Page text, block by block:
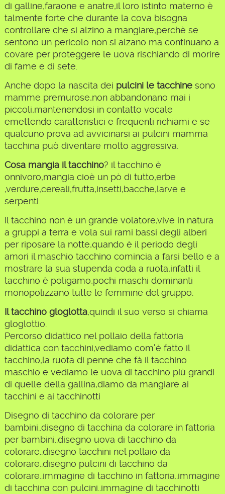
di galline,faraone e anatre,il loro istinto materno è
talmente forte che durante la cova bisogna
controllare che si alzino a mangiare,perchè se
sentono un pericolo non si alzano ma continuano a
covare per proteggere le uova rischiando di morire
di fame e di sete.
Anche dopo la nascita dei pulcini le tacchinesono
mamme premurose,non abbandonano mai i
piccoli,mantenendosi in contatto vocale
emettendo caratteristici e frequenti richiami e se
qualcuno prova ad avvicinarsi ai pulcini mamma
tacchina può diventare molto aggressiva.
Cosa mangia il tacchino? il tacchino è
onnivoro,mangia cioè un pò di tutto,erbe
,verdure,cereali,frutta,insetti,bacche,larve e
serpenti.
Il tacchino non è un grande volatore,vive in natura
a gruppi a terra e vola sui rami bassi degli alberi
per riposare la notte,quando è il periodo degli
amori il maschio tacchino comincia a farsi bello e a
mostrare la sua stupenda coda a ruota,infatti il
tacchino è poligamo,pochi maschi dominanti
monopolizzano tutte le femmine del gruppo.
Il tacchino gloglotta,quindi il suo verso si chiama
gloglottio.
Percorso didattico nel pollaio della fattoria
didattica con tacchini,vediamo com'è fatto il
tacchino,la ruota di penne che fà il tacchino
maschio e vediamo le uova di tacchino più grandi
di quelle della gallina,diamo da mangiare ai
tacchini e ai tacchinotti
Disegno di tacchino da colorare per
bambini..disegno di tacchina da colorare in fattoria
per bambini..disegno uova di tacchino da
colorare..disegno tacchini nel pollaio da
colorare..disegno pulcini di tacchino da
colorare..immagine di tacchino in fattoria..immagine
di tacchina con pulcini..immagine di tacchinotti